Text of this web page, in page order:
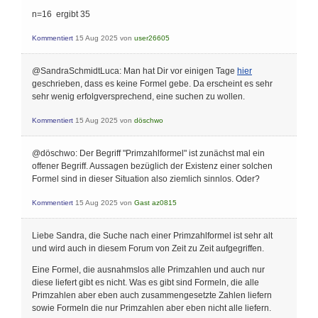
\text { (29) }(15)
n=16 ergibt 35
Kommentiert 15 Aug 2025 von user26605
@SandraSchmidtLuca: Man hat Dir vor einigen Tage hier
geschrieben, dass es keine Formel gebe. Da erscheint es sehr
sehr wenig erfolgversprechend, eine suchen zu wollen.
Kommentiert 15 Aug 2025 von döschwo
@döschwo: Der Begriff "Primzahlformel" ist zunächst mal ein
offener Begriff. Aussagen bezüglich der Existenz einer solchen
Formel sind in dieser Situation also ziemlich sinnlos. Oder?
Kommentiert 15 Aug 2025 von Gast az0815
Liebe Sandra, die Suche nach einer Primzahlformel ist sehr alt
und wird auch in diesem Forum von Zeit zu Zeit aufgegriffen.
Eine Formel, die ausnahmslos alle Primzahlen und auch nur
diese liefert gibt es nicht. Was es gibt sind Formeln, die alle
Primzahlen aber eben auch zusammengesetzte Zahlen liefern
sowie Formeln die nur Primzahlen aber eben nicht alle liefern.